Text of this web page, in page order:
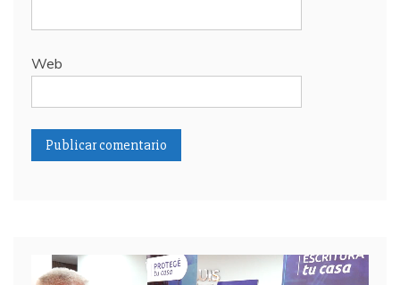
Web
Reproductor